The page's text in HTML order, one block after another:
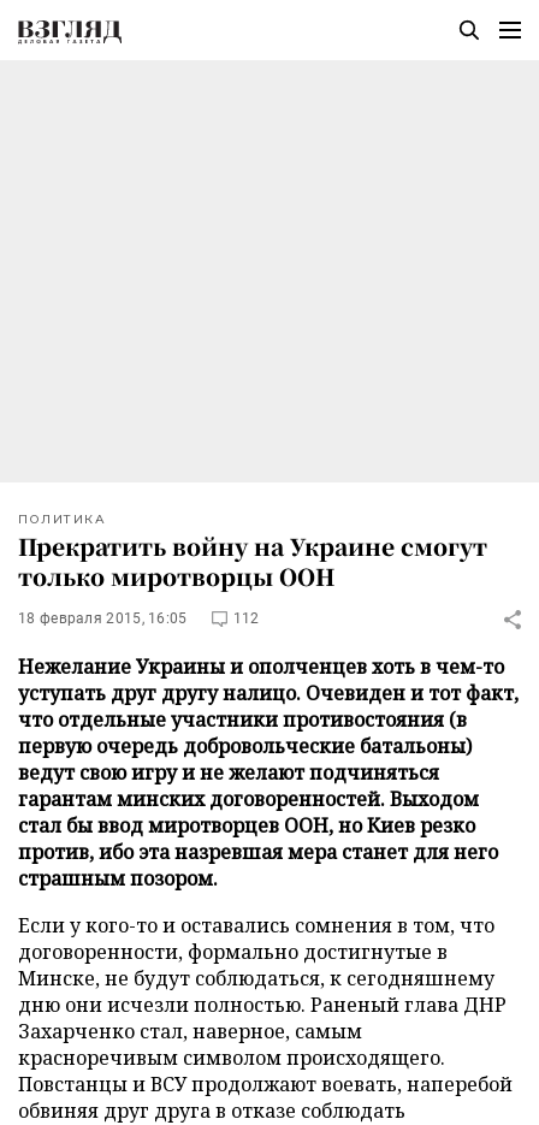
ПОЛИТИКА
Прекратить войну на Украине смогут
только миротворцы ООН
18 февраля 2015, 16:05 112
Нежелание Украины и ополченцев хоть в чем-то
уступать друг другу налицо. Очевиден и тот факт,
что отдельные участники противостояния (в
первую очередь добровольческие батальоны)
ведут свою игру и не желают подчиняться
гарантам минских договоренностей. Выходом
стал бы ввод миротворцев ООН, но Киев резко
против, ибо эта назревшая мера станет для него
страшным позором.
Если у кого-то и оставались сомнения в том, что
договоренности, формально достигнутые в
Минске, не будут соблюдаться, к сегодняшнему
дню они исчезли полностью. Раненый глава ДНР
Захарченко стал, наверное, самым
красноречивым символом происходящего.
Повстанцы и ВСУ продолжают воевать, наперебой
обвиняя друг друга в отказе соблюдать